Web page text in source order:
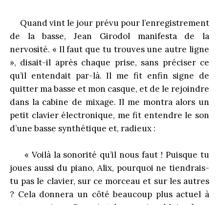
Quand vint le jour prévu pour l’enregistrement
de la basse, Jean Girodol manifesta de la
nervosité. « Il faut que tu trouves une autre ligne
», disait-il après chaque prise, sans préciser ce
qu’il entendait par-là. Il me fit enfin signe de
quitter ma basse et mon casque, et de le rejoindre
dans la cabine de mixage. Il me montra alors un
petit clavier électronique, me fit entendre le son
d’une basse synthétique et, radieux :
« Voilà la sonorité qu’il nous faut ! Puisque tu
joues aussi du piano, Alix, pourquoi ne tiendrais-
tu pas le clavier, sur ce morceau et sur les autres
? Cela donnera un côté beaucoup plus actuel à